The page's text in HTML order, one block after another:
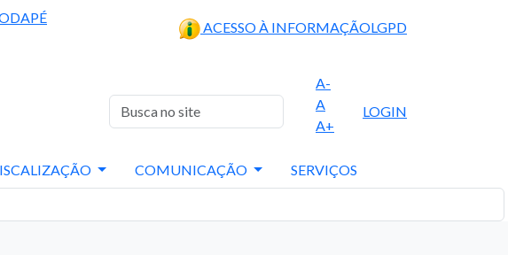
ACESSO À INFORMAÇÃOLGPD
A-
A
A+
LOGIN
COMUNICAÇÃO SERVIÇOS